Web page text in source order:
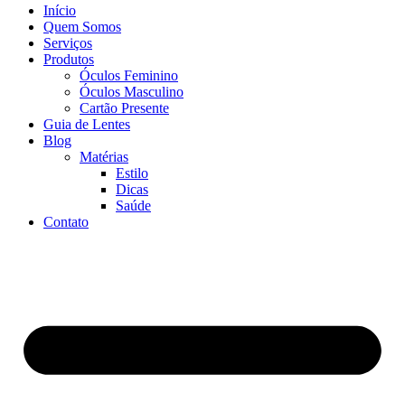
Início
Quem Somos
Serviços
Produtos
Óculos Feminino
Óculos Masculino
Cartão Presente
Guia de Lentes
Blog
Matérias
Estilo
Dicas
Saúde
Contato